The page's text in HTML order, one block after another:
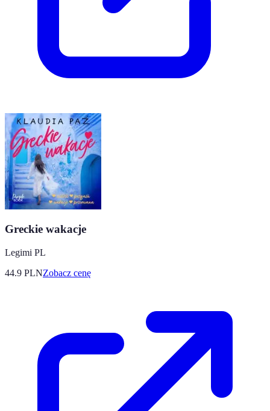
Greckie wakacje
Legimi PL
44.9 PLNZobacz cenę